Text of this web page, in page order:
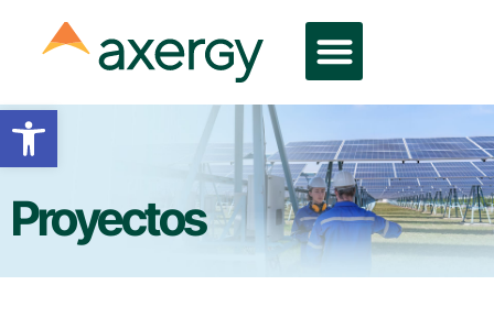
Abrir barra de herramientas
Proyectos